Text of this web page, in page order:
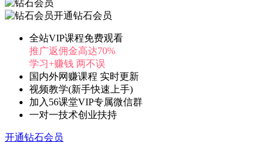
开通钻石会员
全站VIP课程免费观看
推广返佣金高达70%
学习+赚钱 两不误
国内外网赚课程 实时更新
视频教学(新手快速上手)
加入56课堂VIP专属微信群
一对一技术创业扶持
开通钻石会员